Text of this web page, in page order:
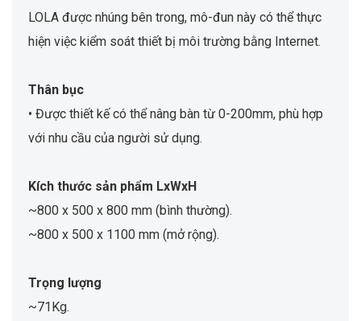
LOLA được nhúng bên trong, mô-đun này có thể thực
hiện việc kiểm soát thiết bị môi trường bằng Internet.
Thân bục
• Được thiết kế có thể nâng bàn từ 0-200mm, phù hợp
với nhu cầu của người sử dụng.
Kích thước sản phẩm LxWxH
~800 x 500 x 800 mm (bình thường).
~800 x 500 x 1100 mm (mở rộng).
Trọng lượng
~71Kg.